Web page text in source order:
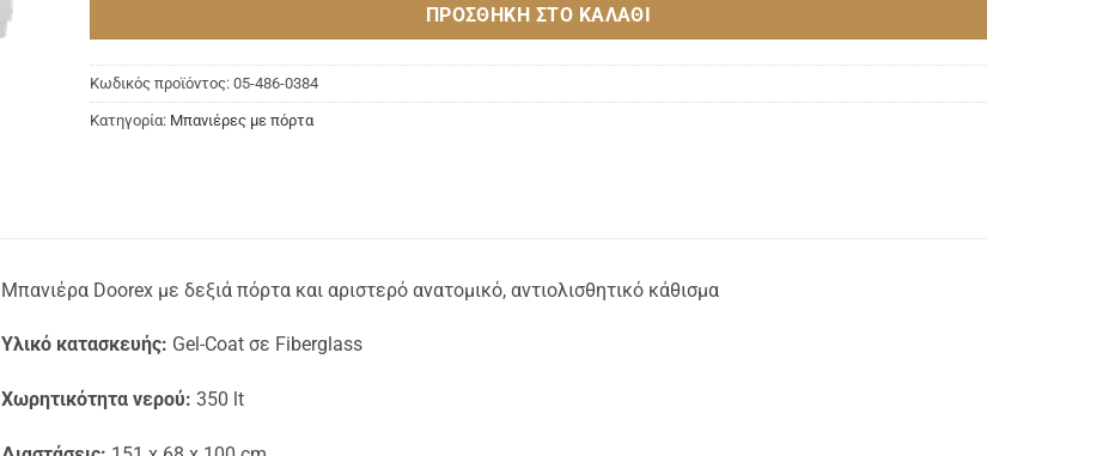
ΠΡΟΣΘΉΚΗ ΣΤΟ ΚΑΛΆΘΙ
Κωδικός προϊόντος: 05-486-0384
Κατηγορία: Μπανιέρες με πόρτα
Μπανιέρα Doorex με δεξιά πόρτα και αριστερό ανατομικό, αντιολισθητικό κάθισμα
Υλικό κατασκευής: Gel-Coat σε Fiberglass
Χωρητικότητα νερού: 350 lt